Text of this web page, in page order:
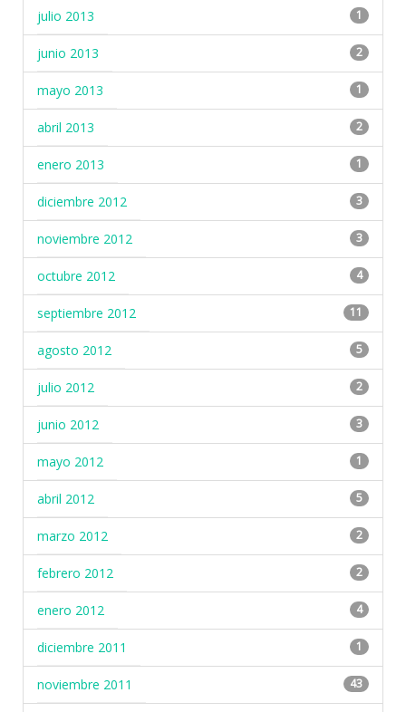
julio 2013 1
junio 2013 2
mayo 2013 1
abril 2013 2
enero 2013 1
diciembre 2012 3
noviembre 2012 3
octubre 2012 4
septiembre 2012 11
agosto 2012 5
julio 2012 2
junio 2012 3
mayo 2012 1
abril 2012 5
marzo 2012 2
febrero 2012 2
enero 2012 4
diciembre 2011 1
noviembre 2011 43